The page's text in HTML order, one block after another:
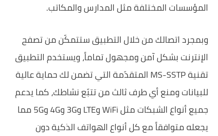
المؤسسات المختلفة مثل المدارس والمكاتب.
وبمجرد اتصالك من خلال التطبيق ستتمكّن من تصفح
الإنترنت بشكل آمن ومجهول تماماً، ويستخدم التطبيق
تقنية MS-SSTP المتقدّمة التي تضمن لك حماية عالية
للبيانات ومنع أي طرف ثالث من تتبّع نشاطك، كما يدعم
جميع أنواع الشبكات مثل WiFi وLTE و3G و4G و5G مما
يجعله متوافقاً مع كل أنواع الهواتف الذكية دون